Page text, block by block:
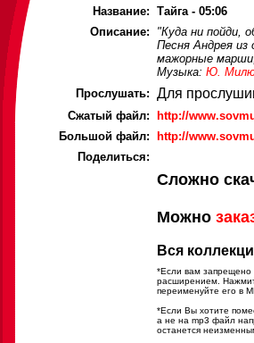
Название: Тайга - 05:06
Описание:
"Куда ни пойди,
Песня Андрея из
мажорные марши,
Музыка: Ю.
Прослушать: Для
Cжатый файл:
http://
Большой файл:
http://
Поделиться:
Сложно
Можно
Вся
*Если вам запрещено
расширением.
переименуйте его в
*Если Вы хотите
а не на mp3 файл
останется